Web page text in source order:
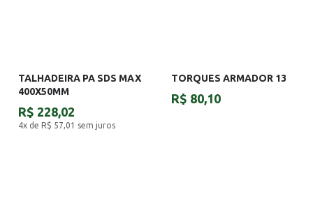
TALHADEIRA PA SDS MAX
400X50MM
R$ 228,02
4x de R$ 57,01 sem juros
TORQUES ARMADOR 13
R$ 80,10